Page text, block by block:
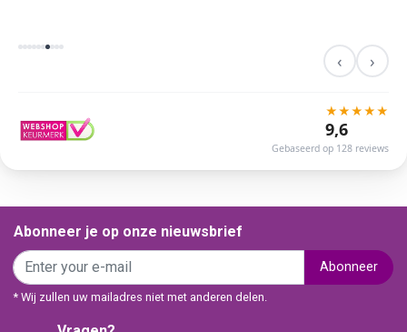
‹ ›
★★★★★
9,6
Gebaseerd op 128 reviews
Abonneer je op onze nieuwsbrief
Abonneer
* Wij zullen uw mailadres niet met anderen delen.